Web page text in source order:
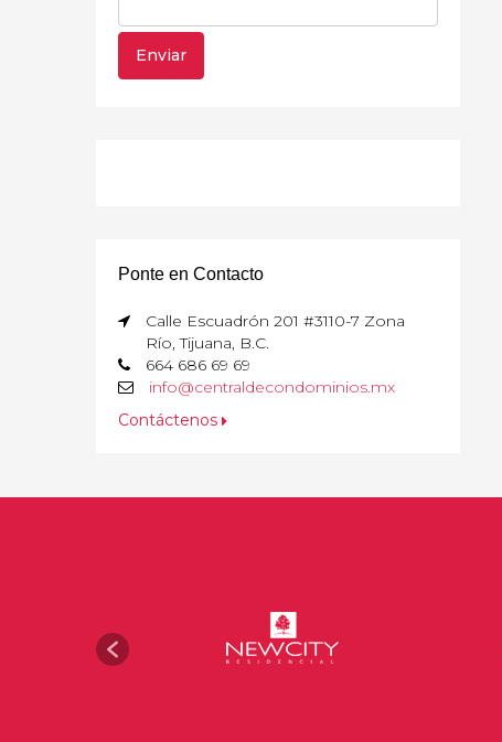
Ponte en Contacto
Calle Escuadrón 201 #3110-7 Zona
Río, Tijuana, B.C.
664 686 69 69
info@centraldecondominios.mx
Contáctenos